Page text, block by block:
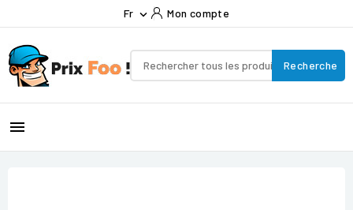
Fr  Mon compte
Recherche
